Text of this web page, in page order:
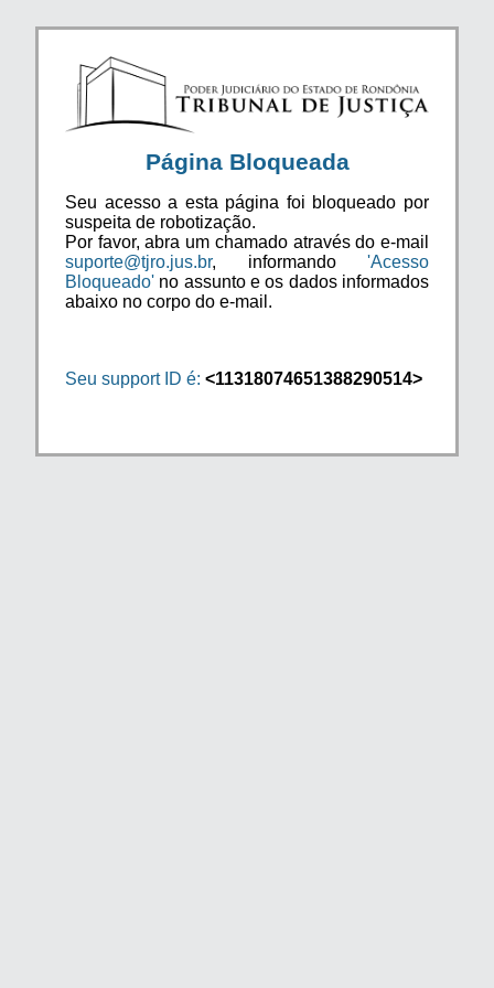
Página Bloqueada
Seu acesso a esta página foi bloqueado por
suspeita de robotização.
Por favor, abra um chamado através do e-mail
suporte@tjro.jus.br, informando 'Acesso
Bloqueado' no assunto e os dados informados
abaixo no corpo do e-mail.
Seu support ID é: <11318074651388290514>